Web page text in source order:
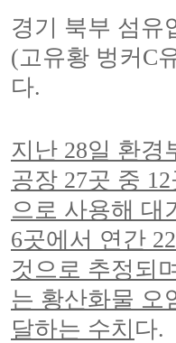
경기 북부 섬유
(고유황 벙커 C
다.
지난 28일 환경
공장 27곳 중 12
으로 사용해 대
6곳에서 연간
것으로 추정되
는 황산화물 오
달하는 수치 다.